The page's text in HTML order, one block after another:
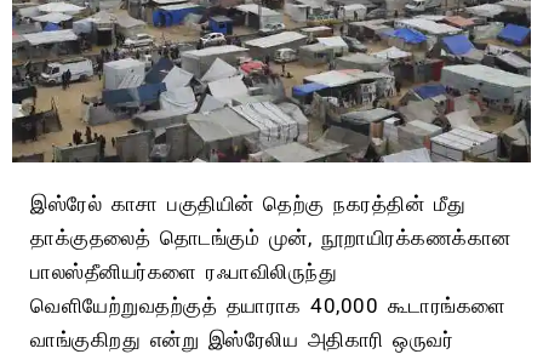
இஸ்ரேல் காசா பகுதியின் தெற்கு நகரத்தின் மீது
தாக்குதலைத் தொடங்கும் முன், நூறாயிரக்கணக்கான
பாலஸ்தீனியர்களை ரஃபாவிலிருந்து
வெளியேற்றுவதற்குத் தயாராக 40,000 கூடாரங்களை
வாங்குகிறது என்று இஸ்ரேலிய அதிகாரி ஒருவர்